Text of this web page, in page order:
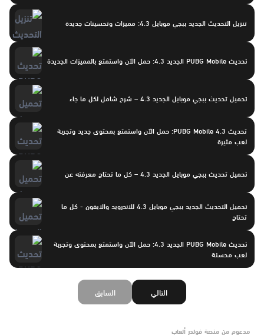
تنزيل التحديث الجديد ببجي موبايل 4.3: مميزات وتحسينات جديدة
تحديث PUBG Mobile الجديد 4.3: حمل الآن واستمتع بالمميزات الجديدة
تحميل تحديث ببجي موبايل الجديد 4.3 – شرح شامل لكل ما جاء
تحديث PUBG Mobile 4.3: حمل الآن واستمتع بمحتوى جديد وتجربة
لعب مثيرة
تحميل تحديث ببجي موبايل الجديد 4.3 – كل ما تحتاج معرفته عن
تحميل التحديث الجديد ببجي موبايل 4.3 للاندرويد والايفون - كل ما
تحتاج
تحديث PUBG Mobile الجديد 4.3: حمل الآن واستمتع بمحتوى وتجربة
لعب محسنة
السابق التالي
مدعوم من منصة فولدر ألعاب